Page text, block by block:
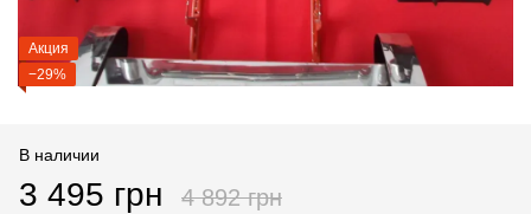
Акция
−29%
В наличии
3 495 грн 4 892 грн